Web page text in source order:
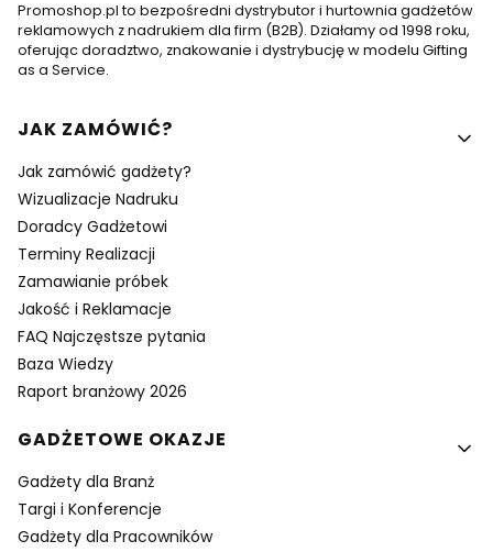
Promoshop.pl to bezpośredni dystrybutor i hurtownia gadżetów
reklamowych z nadrukiem dla firm (B2B). Działamy od 1998 roku,
oferując doradztwo, znakowanie i dystrybucję w modelu Gifting
as a Service.
Linki w stopce
JAK ZAMÓWIĆ?
Jak zamówić gadżety?
Wizualizacje Nadruku
Doradcy Gadżetowi
Terminy Realizacji
Zamawianie próbek
Jakość i Reklamacje
FAQ Najczęstsze pytania
Baza Wiedzy
Raport branżowy 2026
GADŻETOWE OKAZJE
Gadżety dla Branż
Targi i Konferencje
Gadżety dla Pracowników